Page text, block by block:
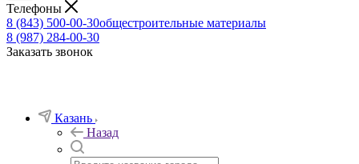
Телефоны
8 (843) 500-00-30общестроительные материалы
8 (987) 284-00-30
Заказать звонок
Казань
Назад